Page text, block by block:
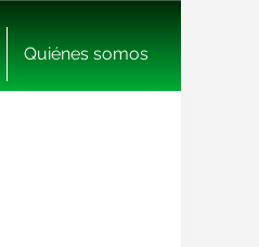
Quiénes somos